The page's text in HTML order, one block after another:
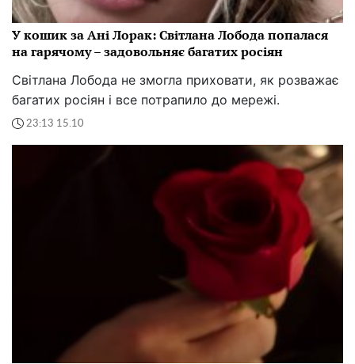
У кошик за Ані Лорак: Світлана Лобода попалася
на гарячому – задовольняє багатих росіян
Світлана Лобода не змогла приховати, як розважає
багатих росіян і все потрапило до мережі.
23:13 15.10